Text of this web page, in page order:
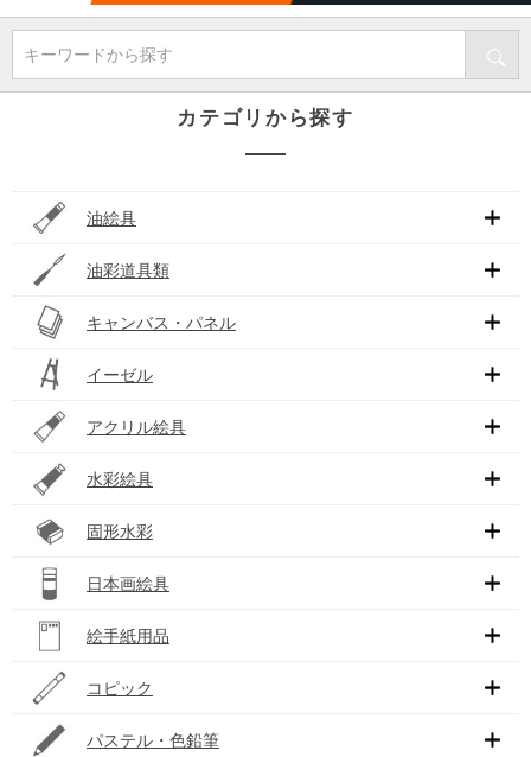
キーワードから探す
カテゴリから探す
油絵具
油彩道具類
キャンバス・パネル
イーゼル
アクリル絵具
水彩絵具
固形水彩
日本画絵具
絵手紙用品
コピック
パステル・色鉛筆